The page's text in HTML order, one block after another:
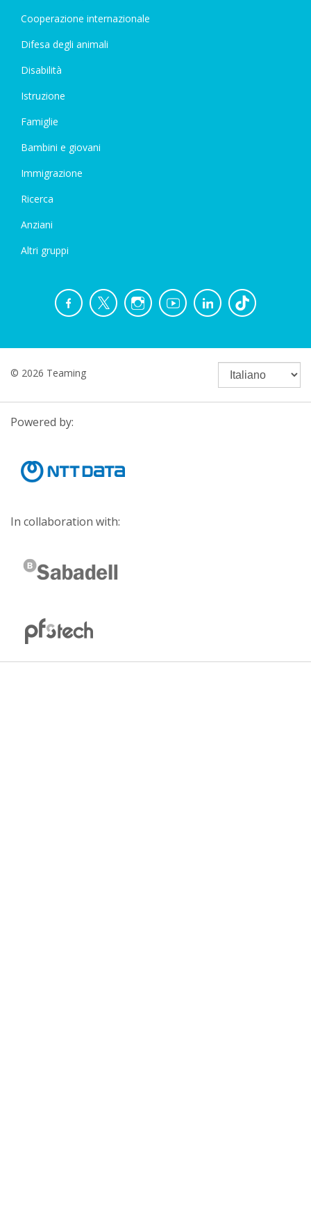
Cooperazione internazionale
Difesa degli animali
Disabilità
Istruzione
Famiglie
Bambini e giovani
Immigrazione
Ricerca
Anziani
Altri gruppi
© 2026 Teaming
Powered by:
In collaboration with: